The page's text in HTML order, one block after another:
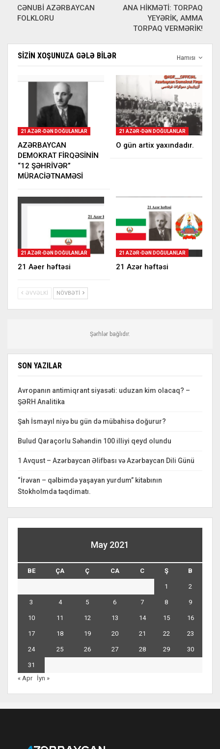
CƏNUBİ AZƏRBAYCAN
FOLKLORU
ANA HİKMƏTİ: TORPAQ
YEYƏRİK, AMMA
TORPAQ VERMƏRİK!
Hamısı
SIZIN XOŞUNUZA GƏLƏ BILƏR
21 AZƏR-DƏN DOĞULANLAR
AZƏRBAYCAN
DEMOKRAT FİRQƏSİNİN
“12 ŞƏHRİVƏR”
MÜRACİƏTNAMƏSİ
21 AZƏR-DƏN DOĞULANLAR
O gün artix yaxındadır.
21 AZƏR-DƏN DOĞULANLAR
21 Aəer həftəsi
21 AZƏR-DƏN DOĞULANLAR
21 Azər həftəsi
ƏVVƏLKI NÖVBƏTI
Şərhlər bağlıdır.
SON YAZILAR
Avropanın antimiqrant siyasəti: uduzan kim olacaq? –
ŞƏRH Analitika
Şah İsmayıl niyə bu gün də mübahisə doğurur?
Bulud Qaraçorlu Səhəndin 100 illiyi qeyd olundu
1 Avqust – Azərbaycan Əlifbası və Azərbaycan Dili Günü
“İrəvan – qəlbimdə yaşayan yurdum” kitabının
Stokholmda təqdimatı.
May 2021
BE ÇA Ç CA C Ş B
1 2
3 4 5 6 7 8 9
10 11 12 13 14 15 16
17 18 19 20 21 22 23
24 25 26 27 28 29 30
31
« Apr
İyn »